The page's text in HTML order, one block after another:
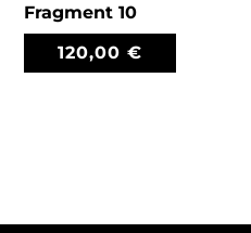
Fragment 10
120,00€